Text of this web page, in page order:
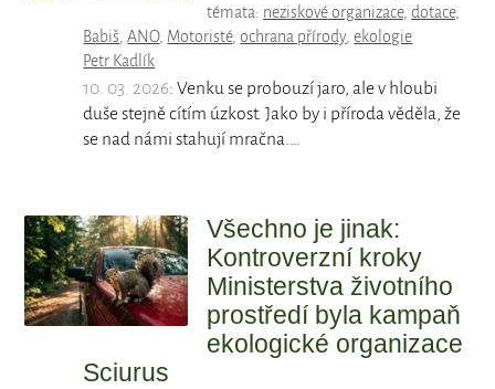
témata: neziskové organizace, dotace,
Babiš,ANO, Motoristé,ochrana přírody,ekologie
Petr Kadlík
10. 03. 2026: Venku se probouzí jaro, ale v hloubi
duše stejně cítím úzkost. Jako by i příroda věděla, že
se nad námi stahují mračna.…
Všechno je jinak:
Kontroverzní kroky
Ministerstva životního
prostředí byla kampaň
ekologické organizace
Sciurus